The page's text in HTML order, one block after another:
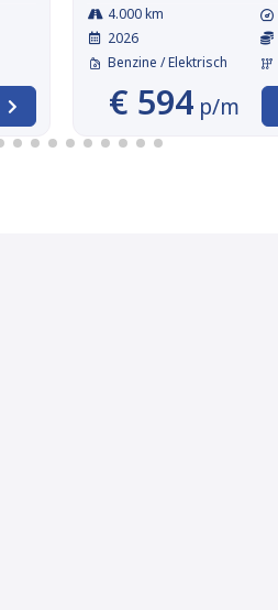
4.000 km
2026
Benzine / Elektrisch
€ 594 p/m